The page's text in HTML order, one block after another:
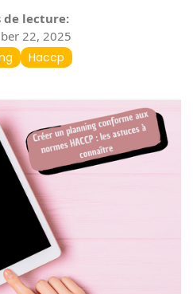
de lecture:
22, 2025
Haccp